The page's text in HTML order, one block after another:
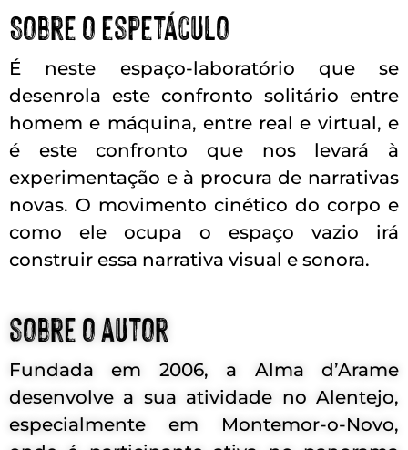
Sobre o espetáculo
É neste espaço-laboratório que se
desenrola este confronto solitário entre
homem e máquina, entre real e virtual, e
é este confronto que nos levará à
experimentação e à procura de narrativas
novas. O movimento cinético do corpo e
como ele ocupa o espaço vazio irá
construir essa narrativa visual e sonora.
sobre o autor
Fundada em 2006, a Alma d’Arame
desenvolve a sua atividade no Alentejo,
especialmente em Montemor-o-Novo,